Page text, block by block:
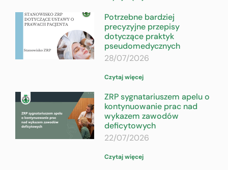
Potrzebne bardziej
precyzyjne przepisy
dotyczące praktyk
pseudomedycznych
28/07/2026
Czytaj więcej
ZRP sygnatariuszem apelu o
kontynuowanie prac nad
wykazem zawodów
deficytowych
22/07/2026
Czytaj więcej